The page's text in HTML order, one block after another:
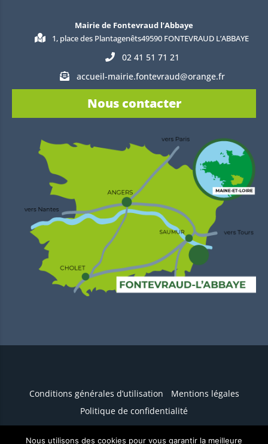
Mairie de Fontevraud l’Abbaye
1, place des Plantagenêts49590 FONTEVRAUD L’ABBAYE
02 41 51 71 21
accueil-mairie.fontevraud@orange.fr
Nous contacter
Conditions générales d’utilisation
Mentions légales
Politique de confidentialité
Nous utilisons des cookies pour vous garantir la meilleure